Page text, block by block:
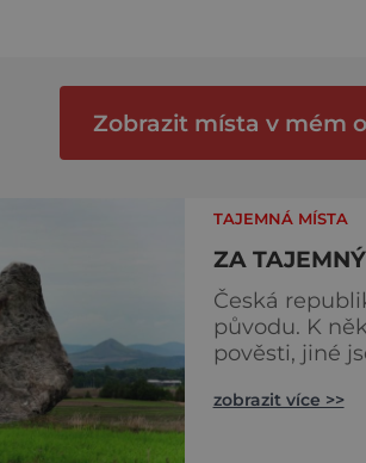
souvisejí? Jaká další tajemství
Zobrazit místa v mém
TAJEMNÁ MÍSTA
ZA
Česká
původu. K
pověsti, jiné
zdobí naši zem. Zakletý mnich u
zobrazit více >>